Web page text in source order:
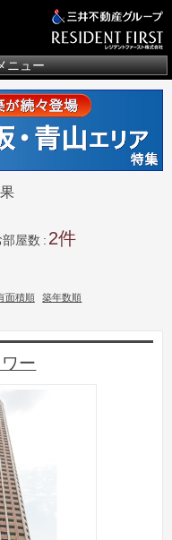
ニュー
屋数 2
面積順
築年数順
ー